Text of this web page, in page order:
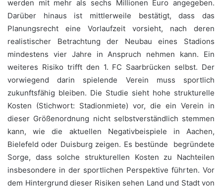
werden mit mehr als sechs Millionen Euro angegeben.
Darüber hinaus ist mittlerweile bestätigt, dass das
Planungsrecht eine Vorlaufzeit vorsieht, nach deren
realistischer Betrachtung der Neubau eines Stadions
mindestens vier Jahre in Anspruch nehmen kann. Ein
weiteres Risiko trifft den 1. FC Saarbrücken selbst. Der
vorwiegend darin spielende Verein muss sportlich
zukunftsfähig bleiben. Die Studie sieht hohe strukturelle
Kosten (Stichwort: Stadionmiete) vor, die ein Verein in
dieser Größenordnung nicht selbstverständlich stemmen
kann, wie die aktuellen Negativbeispiele in Aachen,
Bielefeld oder Duisburg zeigen. Es bestünde begründete
Sorge, dass solche strukturellen Kosten zu Nachteilen
insbesondere in der sportlichen Perspektive führten. Vor
dem Hintergrund dieser Risiken sehen Land und Stadt von